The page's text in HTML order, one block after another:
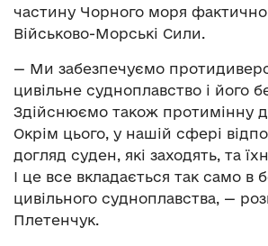
частину Чорного моря
Військово-Морські Сили.
— Ми забезпечуємо
цивільне судноплавство і його
Здійснюємо також протимінну
Окрім цього, у нашій сфері
догляд суден, які заходять, та
І це все вкладається так само в
цивільного судноплавства, —
Плетенчук.